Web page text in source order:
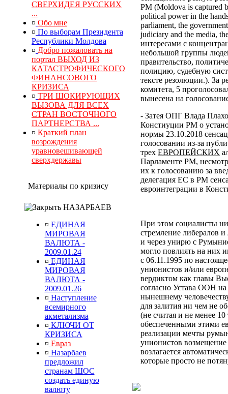
СВЕРХИДЕЯ РУССКИХ
...
¤ Обо мне
¤ По выборам Президента
Республики Молдова
¤ Добро пожаловать на
портал ВЫХОД ИЗ
КАТАСТРОФИЧЕСКОГО
ФИНАНСОВОГО
КРИЗИСА
¤ ТРИ ШОКИРУЮЩИХ
ВЫЗОВА ДЛЯ ВСЕХ
СТРАН ВОСТОЧНОГО
ПАРТНЕРСТВА ...
¤ Краткий план
возрождения
уравновешивающей
сверхдержавы
Материалы по кризису
НАЗАРБАЕВ
¤ ЕДИНАЯ
МИРОВАЯ
ВАЛЮТА -
2009.01.24
¤ ЕДИНАЯ
МИРОВАЯ
ВАЛЮТА -
2009.01.26
¤ Наступление
всемирного
акметализма
¤ КЛЮЧИ ОТ
КРИЗИСА
¤ Евраз
¤ Назарбаев
предложил
странам ШОС
создать единую
валюту
РМ (Moldova is captured
political power in the
parliament, the
judiciary and the media,
интересами с
небольшой группы
правительство,
полицию, судебную
тексте резолюции.). За
комитета, 5
вынесена на
- Затея ОПГ Влада
Констиуции РМ о
нормы 23.10.2018
голосовании из-за
трех ЕВРОПЕЙСКИХ
Парламенте РМ,
их к голосованию за
делегация ЕС в РМ
евроинтеграции в
При этом социалисты
стремление либералов
и через унирю с
могло повлиять на них
с 06.11.1995 по
унионистов и/или
вердиктом как главы
согласно Устава ООН
нынешнему
для залития ни чем не
(не считая и не менее
обеспеченными этими
реализации мечты
унионистов возмещение
возлагается
которые просто не